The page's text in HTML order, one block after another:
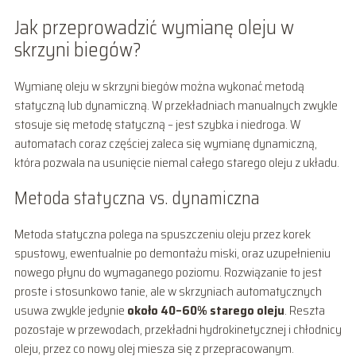
Jak przeprowadzić wymianę oleju w
skrzyni biegów?
Wymianę oleju w skrzyni biegów można wykonać metodą
statyczną lub dynamiczną. W przekładniach manualnych zwykle
stosuje się metodę statyczną – jest szybka i niedroga. W
automatach coraz częściej zaleca się wymianę dynamiczną,
która pozwala na usunięcie niemal całego starego oleju z układu.
Metoda statyczna vs. dynamiczna
Metoda statyczna polega na spuszczeniu oleju przez korek
spustowy, ewentualnie po demontażu miski, oraz uzupełnieniu
nowego płynu do wymaganego poziomu. Rozwiązanie to jest
proste i stosunkowo tanie, ale w skrzyniach automatycznych
usuwa zwykle jedynie około 40–60% starego oleju. Reszta
pozostaje w przewodach, przekładni hydrokinetycznej i chłodnicy
oleju, przez co nowy olej miesza się z przepracowanym.